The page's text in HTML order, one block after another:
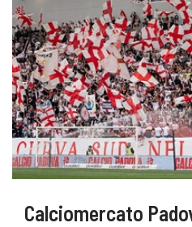
Calciomercato